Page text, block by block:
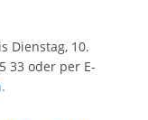
Dienstag, 10.
33 oder per E-